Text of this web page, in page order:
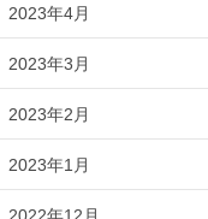
2023年4月
2023年3月
2023年2月
2023年1月
2022年12月